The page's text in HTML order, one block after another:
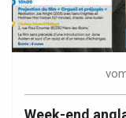
Week-end